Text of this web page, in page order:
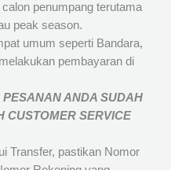
penumpang terutama
peak season.
umum seperti Bandara,
pembayaran di
ANDA SUDAH
CUSTOMER SERVICE
Transfer, pastikan Nomor